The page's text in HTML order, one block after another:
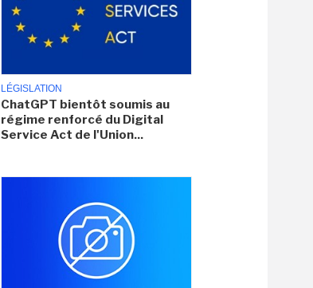
LÉGISLATION
ChatGPT bientôt soumis au
régime renforcé du Digital
Service Act de l'Union...